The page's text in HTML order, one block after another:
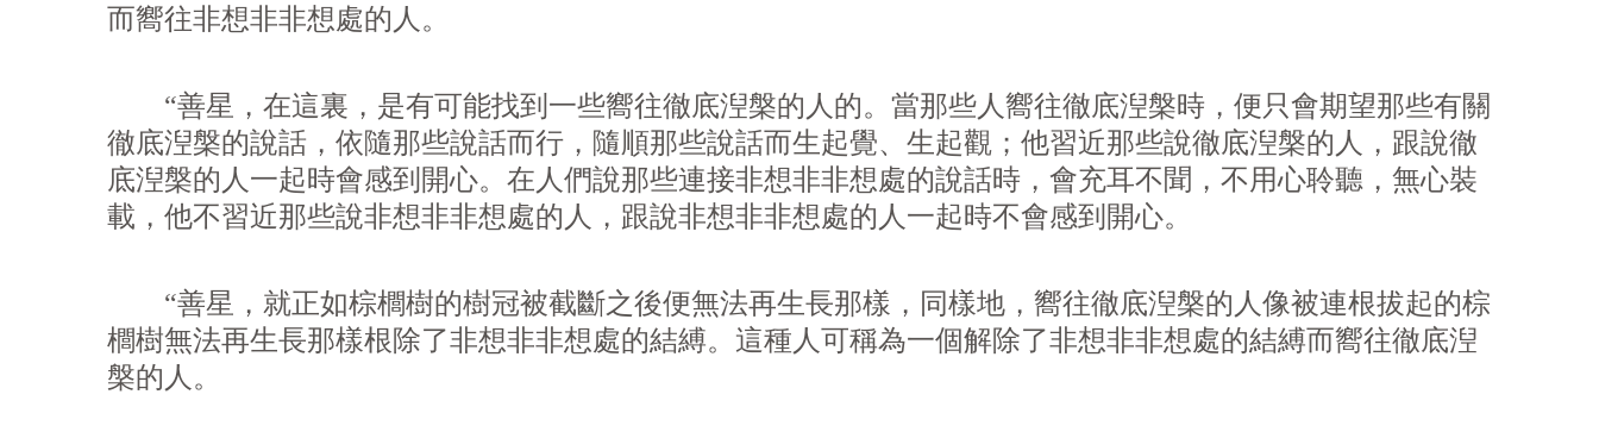
而嚮往非想非非想處的人。
“善星，在這裏，是有可能找到一些嚮往徹底湼槃的人的。當那些人嚮往徹底湼槃時，便只會期望那些有關
徹底湼槃的說話，依隨那些說話而行，隨順那些說話而生起覺、生起觀；他習近那些說徹底湼槃的人，跟說徹
底湼槃的人一起時會感到開心。在人們說那些連接非想非非想處的說話時，會充耳不聞，不用心聆聽，無心裝
載，他不習近那些說非想非非想處的人，跟說非想非非想處的人一起時不會感到開心。
“善星，就正如棕櫚樹的樹冠被截斷之後便無法再生長那樣，同樣地，嚮往徹底湼槃的人像被連根拔起的棕
櫚樹無法再生長那樣根除了非想非非想處的結縛。這種人可稱為一個解除了非想非非想處的結縛而嚮往徹底湼
槃的人。